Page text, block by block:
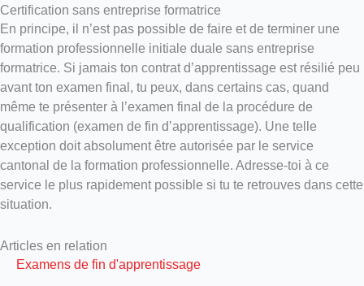
Certification sans entreprise formatrice
En principe, il n’est pas possible de faire et de terminer une
formation professionnelle initiale duale sans entreprise
formatrice. Si jamais ton contrat d’apprentissage est résilié peu
avant ton examen final, tu peux, dans certains cas, quand
même te présenter à l’examen final de la procédure de
qualification (examen de fin d’apprentissage). Une telle
exception doit absolument être autorisée par le service
cantonal de la formation professionnelle. Adresse-toi à ce
service le plus rapidement possible si tu te retrouves dans cette
situation.
Articles en relation
Examens de fin d'apprentissage